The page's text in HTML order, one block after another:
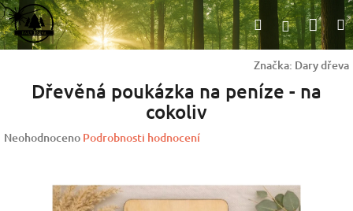
Přejít
na
obsah
HledatPřihlášení
Značka: Dary dřeva
Dřevěná poukázka na peníze - na
cokoliv
Průměrné
Neohodnoceno Podrobnosti hodnocení